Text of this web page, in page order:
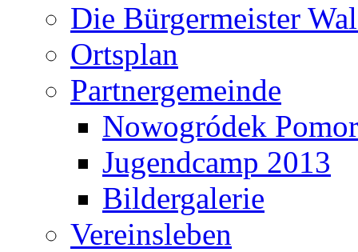
Die Bürgermeister
Ortsplan
Partnergemeinde
Nowogródek
Jugendcamp 2013
Bildergalerie
Vereinsleben